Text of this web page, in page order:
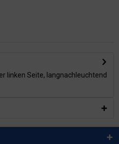
linken Seite, langnachleuchtend